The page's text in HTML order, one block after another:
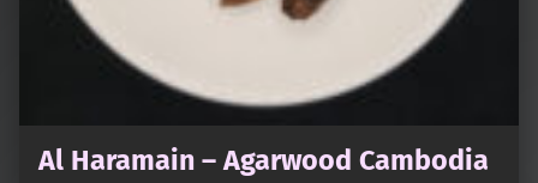
Al Haramain – Agarwood Cambodia